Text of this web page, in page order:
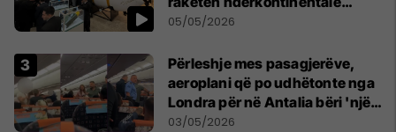
vendase
05/05/2026
Përleshje mes pasagjerëve,
aeroplani që po udhëtonte nga
Londra për në Antalia bëri 'një
ulje emergjente' në Prishtinë
03/05/2026